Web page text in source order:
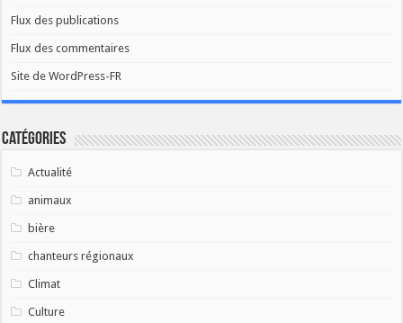
Flux des publications
Flux des commentaires
Site de WordPress-FR
Catégories
Actualité
animaux
bière
chanteurs régionaux
Climat
Culture